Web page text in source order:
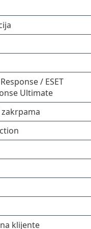
/ ESET
Ultimate
zakrpama
klijente